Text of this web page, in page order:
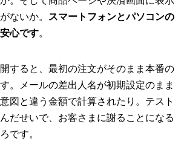
ないか。
スマートフォンとパソコンの
心です。
すると、最初の注文がそのまま本番の
。メールの差出人名が初期設定のまま
図と違う金額で計算されたり。テスト
だせいで、お客さまに謝ることになる
です。